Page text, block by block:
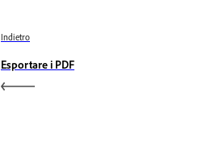
Indietro
Esportare i PDF